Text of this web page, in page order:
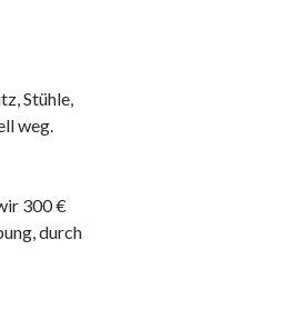
Stühle,
weg.
300 €
durch